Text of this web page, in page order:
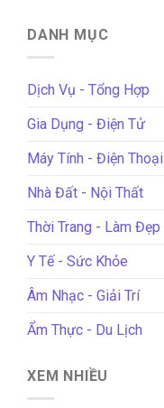
DANH MỤC
Dịch Vụ - Tổng Hợp
Gia Dụng - Điện Tử
Máy Tính - Điện Thoại
Nhà Đất - Nội Thất
Thời Trang - Làm Đẹp
Y Tế - Sức Khỏe
Âm Nhạc - Giải Trí
Ẩm Thực - Du Lịch
XEM NHIỀU